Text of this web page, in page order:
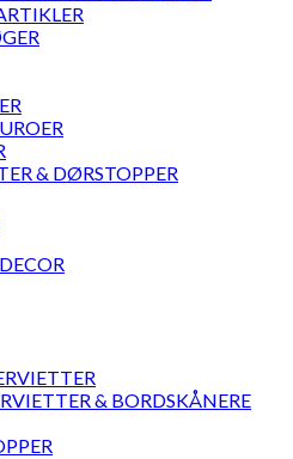
& DØRSTOPPER
& BORDSKÅNERE